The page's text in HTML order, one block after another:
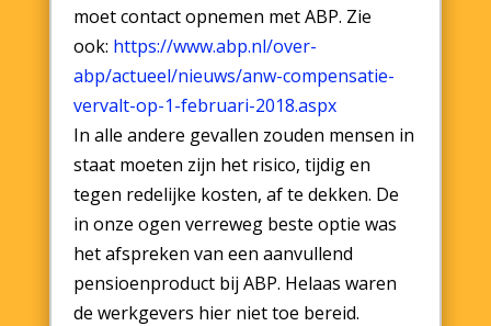
moet contact opnemen met ABP. Zie
ook: https://www.abp.nl/over-
abp/actueel/nieuws/anw-compensatie-
vervalt-op-1-februari-2018.aspx
In alle andere gevallen zouden mensen in
staat moeten zijn het risico, tijdig en
tegen redelijke kosten, af te dekken. De
in onze ogen verreweg beste optie was
het afspreken van een aanvullend
pensioenproduct bij ABP. Helaas waren
de werkgevers hier niet toe bereid.